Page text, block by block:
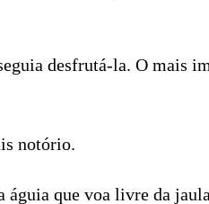
desfrutá-la. O mais
notório.
águia que voa livre da